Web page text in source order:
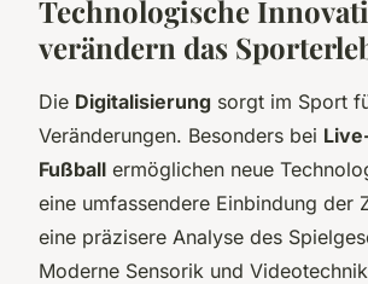
Technologische
verändern das
Die Digitalisierung sorgt im Sport
Veränderungen. Besonders bei
Fußball ermöglichen neue
eine umfassendere Einbindung der
eine präzisere Analyse des
Moderne Sensorik und